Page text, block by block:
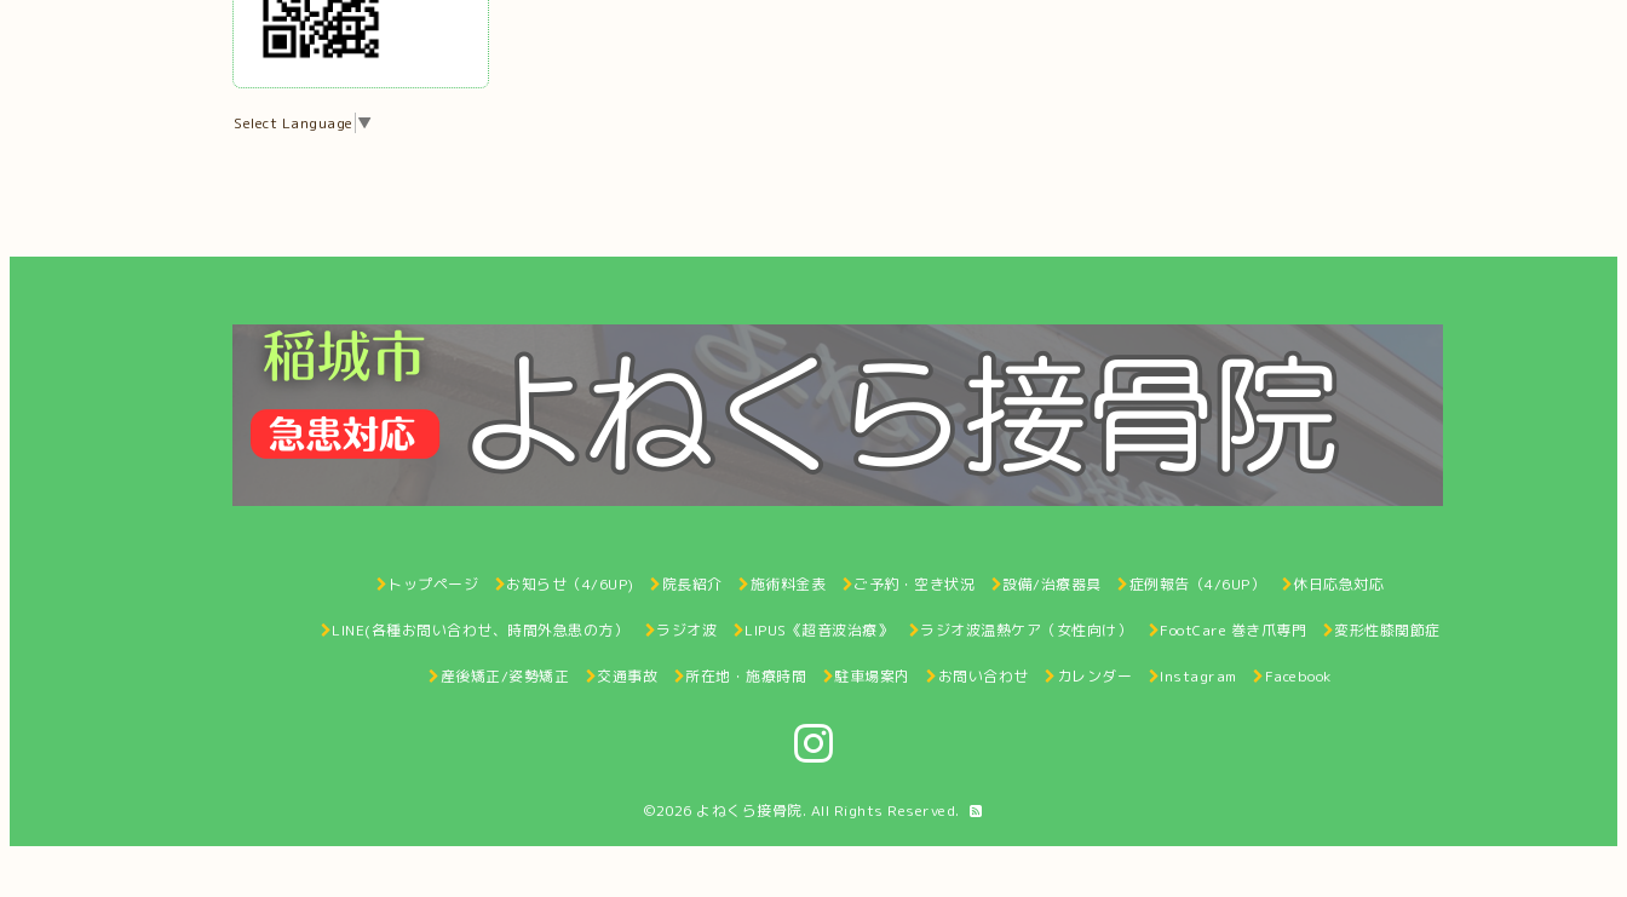
Select Language ▼
トップページ お知らせ（4/6UP) 院長紹介 施術料金表 ご予約・空き状況 設備/治療器具 症例報告（4/6UP） 休日応急対応
LINE(各種お問い合わせ、時間外急患の方） ラジオ波 LIPUS《超音波治療》 ラジオ波温熱ケア（女性向け） FootCare 巻き爪専門 変形性膝関節症
産後矯正/姿勢矯正 交通事故 所在地・施療時間 駐車場案内 お問い合わせ カレンダー Instagram Facebook
©2026 よねくら接骨院. All Rights Reserved.